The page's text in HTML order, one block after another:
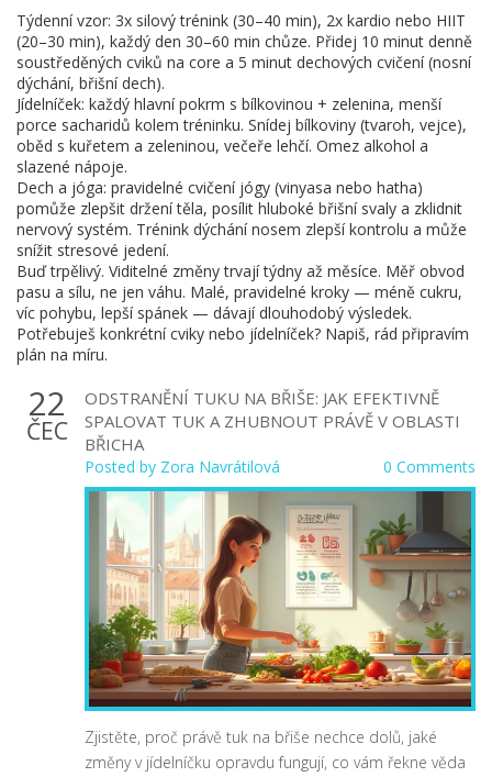
Týdenní vzor: 3x silový trénink (30–40 min), 2x kardio nebo HIIT
(20–30 min), každý den 30–60 min chůze. Přidej 10 minut denně
soustředěných cviků na core a 5 minut dechových cvičení (nosní
dýchání, břišní dech).
Jídelníček: každý hlavní pokrm s bílkovinou + zelenina, menší
porce sacharidů kolem tréninku. Snídej bílkoviny (tvaroh, vejce),
oběd s kuřetem a zeleninou, večeře lehčí. Omez alkohol a
slazené nápoje.
Dech a jóga: pravidelné cvičení jógy (vinyasa nebo hatha)
pomůže zlepšit držení těla, posílit hluboké břišní svaly a zklidnit
nervový systém. Trénink dýchání nosem zlepší kontrolu a může
snížit stresové jedení.
Buď trpělivý. Viditelné změny trvají týdny až měsíce. Měř obvod
pasu a sílu, ne jen váhu. Malé, pravidelné kroky — méně cukru,
víc pohybu, lepší spánek — dávají dlouhodobý výsledek.
Potřebuješ konkrétní cviky nebo jídelníček? Napiš, rád připravím
plán na míru.
22
ČEC
ODSTRANĚNÍ TUKU NA BŘIŠE: JAK EFEKTIVNĚ
SPALOVAT TUK A ZHUBNOUT PRÁVĚ V OBLASTI
BŘICHA
Posted by Zora Navrátilová 0 Comments
Zjistěte, proč právě tuk na břiše nechce dolů, jaké
změny v jídelníčku opravdu fungují, co vám řekne věda